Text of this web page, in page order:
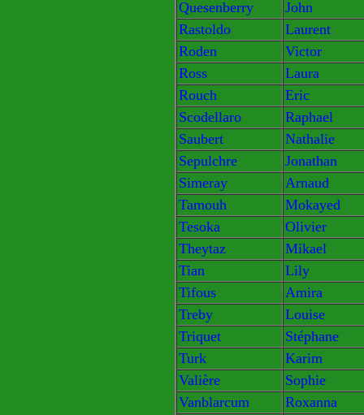
Quesenberry
John
Rastoldo
Laurent
Roden
Victor
Ross
Laura
Rouch
Eric
Scodellaro
Raphael
Saubert
Nathalie
Sepulchre
Jonathan
Simeray
Arnaud
Tamouh
Mokayed
Tesoka
Olivier
Theytaz
Mikael
Tian
Lily
Tifous
Amira
Treby
Louise
Triquet
Stéphane
Turk
Karim
Valière
Sophie
Vanblarcum
Roxanna